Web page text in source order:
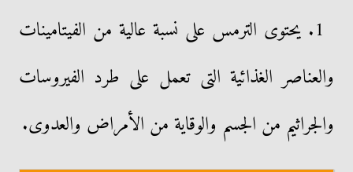
1. يحتوى الترمس على نسبة عالية من الفيتامينات
والعناصر الغذائية التى تعمل على طرد الفيروسات
والجراثيم من الجسم والوقاية من الأمراض والعدوى.